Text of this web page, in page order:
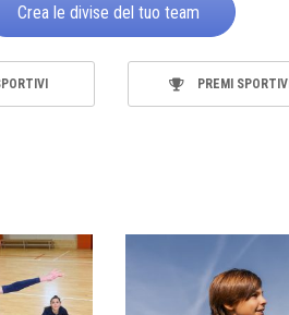
Crea le divise del tuo team
PREMI SPORTIVI